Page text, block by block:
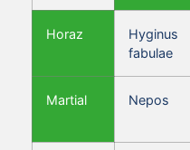
Horaz
Hyginus
fabulae
Martial Nepos